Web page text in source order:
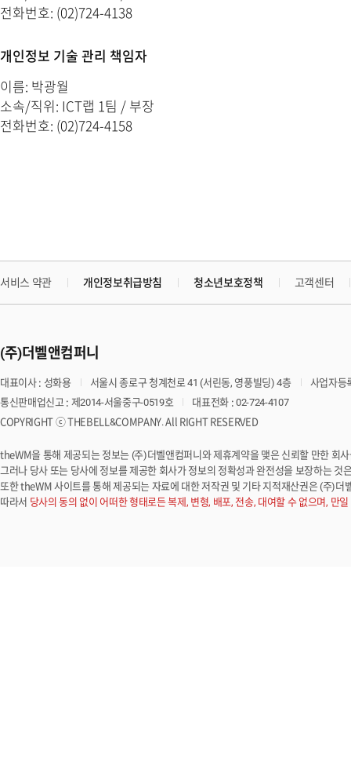
전화번호: (02)724-4138
개인정보 기술 관리 책임자
이름: 박광월
소속/직위: ICT랩 1팀 / 부장
전화번호: (02)724-4158
서비스 약관 개인정보취급방침 청소년보호정책 고객센터
(주)더벨앤컴퍼니
대표이사 : 성화용 서울시 종로구 청계천로 41 (서린동, 영풍빌딩) 4층
사업자등
통신판매업신고 : 제2014-서울중구-0519호
대표전화 : 02-724-4107
COPYRIGHT ⓒ THEBELL&COMPANY. All RIGHT RESERVED
theWM을 통해 제공되는 정보는 (주)더벨앤컴퍼니와 제휴계약을 맺은 신뢰할 만한 회
그러나 당사 또는 당사에 정보를 제공한 회사가 정보의 정확성과 완전성을 보장하는
또한 theWM 사이트를 통해 제공되는 자료에 대한 저작권 및 기타 지적재산권은 (주)더
따라서 당사의 동의 없이 어떠한 형태로든 복제, 변형, 배포, 전송, 대여할 수 없으며, 만